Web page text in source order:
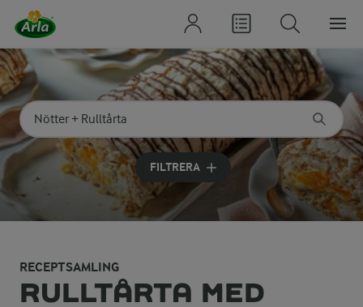
Sök på kategori eller ingrediens
Skriv in sökord för att få förslag
FILTRERA
RECEPTSAMLING
RULLTÅRTA MED